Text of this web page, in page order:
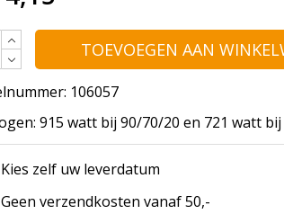
TOEVOEGEN AAN
106057
915 watt bij 90/70/20 en 721 watt
Kies zelf uw leverdatum
Geen verzendkosten vanaf 50,-